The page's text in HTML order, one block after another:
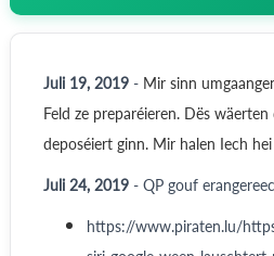
Juli 19, 2019 - Mir sinn
Feld ze preparéieren. Dës wäerten
deposéiert ginn. Mir halen Iech
Juli 24, 2019 - QP gouf
https://www.piraten.lu/